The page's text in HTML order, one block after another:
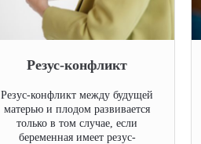
Резус-конфликт
Резус-конфликт между будущей
матерью и плодом развивается
только в том случае, если
беременная имеет резус-